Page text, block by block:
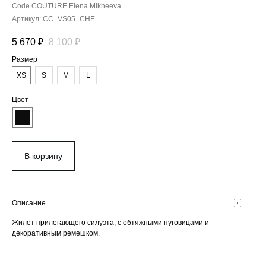
Code COUTURE Elena Mikheeva
Артикул: CC_VS05_CHE
5 670 ₽ 8 100 ₽
Размер
XS
S М L
Цвет
В корзину
Описание
Жилет прилегающего силуэта, с обтяжными пуговицами и
декоративным ремешком.